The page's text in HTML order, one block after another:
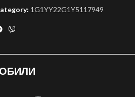
1G1YY22G1Y5117949